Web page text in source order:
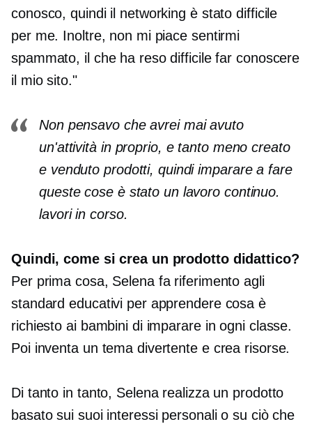
conosco, quindi il networking è stato difficile
per me. Inoltre, non mi piace sentirmi
spammato, il che ha reso difficile far conoscere
il mio sito."
Non pensavo che avrei mai avuto
un'attività in proprio, e tanto meno creato
e venduto prodotti, quindi imparare a fare
queste cose è stato un lavoro continuo.
lavori in corso.
Quindi, come si crea un prodotto didattico?
Per prima cosa, Selena fa riferimento agli
standard educativi per apprendere cosa è
richiesto ai bambini di imparare in ogni classe.
Poi inventa un tema divertente e crea risorse.
Di tanto in tanto, Selena realizza un prodotto
basato sui suoi interessi personali o su ciò che